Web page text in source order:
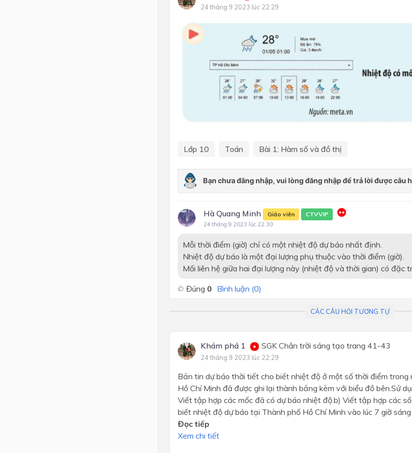
Chương 2: HÀM
VÀ BẬC HAI
Chương III: Hệ thức
tam giác
Chương 3:
PHƯƠNG TRÌNH
tam giác. Vectơ
Chương IV: Hệ
tam giác
Chương 4: BẤT
Chương V: Các số
Chương V: Vectơ
24 tháng 9 2023 lúc 22:29
Lớp 10 Toán Bài 1: Hàm số và đồ thị
Hà Quang Minh Giáo viên CTVVIP
24 tháng 9 2023 lúc 22:30
Mỗi thời điểm (giờ) chỉ có một nhiệt độ dự báo nhất định.
Nhiệt độ dự báo là một đại lượng phụ thuộc vào thời điểm (giờ).
Mối liên hệ giữa hai đại lượng này (nhiệt độ và thời gian) có đặc
Đúng 0 Bình luận (0)
CÁC CÂU HỎI TƯƠNG TỰ
Khám phá 1 SGK Chân trời sáng tạo trang 41-43
24 tháng 9 2023 lúc 22:29
Bản tin dự báo thời tiết cho biết nhiệt độ ở một số thời điểm
Hồ Chí Minh đã được ghi lại thành bảng kèm với biểu đồ bên.Sử
Viết tập hợp các mốc đã có dự báo nhiệt độ.b) Viết tập hợp các
biết nhiệt độ dự báo tại Thành phố Hồ Chí Minh vào lúc 7 giờ
Đọc tiếp
Xem chi tiết